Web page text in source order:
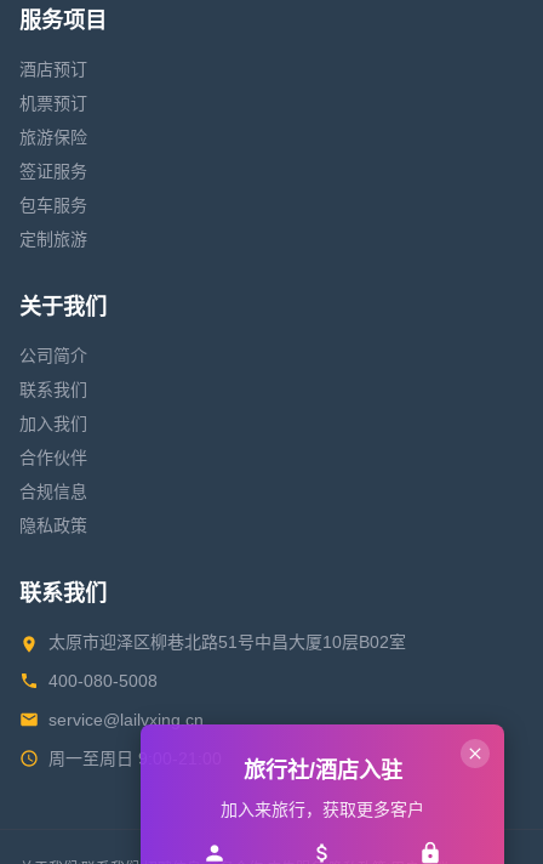
服务项目
酒店预订
机票预订
旅游保险
签证服务
包车服务
定制旅游
关于我们
公司简介
联系我们
加入我们
合作伙伴
合规信息
隐私政策
联系我们
太原市迎泽区柳巷北路51号中昌大厦10层B02室
400-080-5008
service@lailvxing.cn
周一至周日 9:00-21:00
旅行社/酒店入驻
加入来旅行，获取更多客户